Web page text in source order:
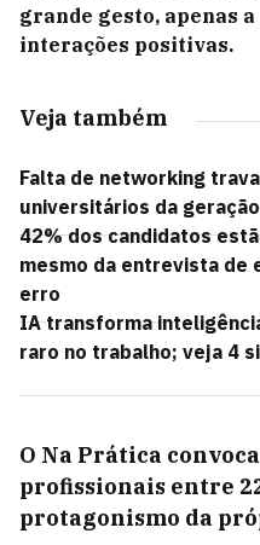
grande gesto, apenas
interações positivas.
Veja também
Falta de networking
universitários da
42% dos candidatos
mesmo da entrevista de
erro
IA transforma
raro no trabalho; veja 4
O Na Prática
profissionais entre
protagonismo da